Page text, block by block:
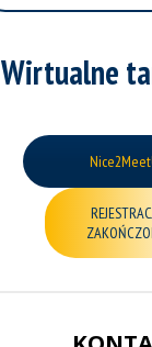
Wirtualne